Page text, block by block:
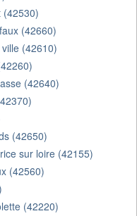
(42530)
(42660)
(42610)
(42640)
(42650)
sur loire (42155)
(42560)
(42220)